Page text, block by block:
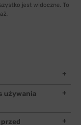
jest widoczne. To
dla soczewki
a jednocześnie
używania